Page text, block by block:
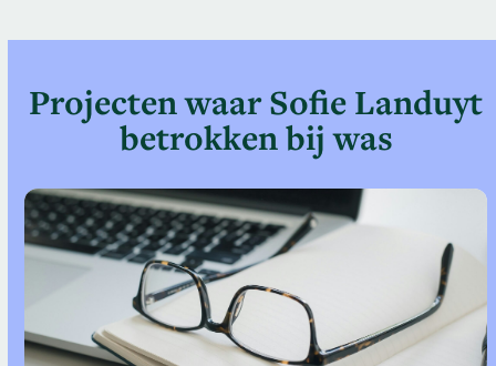
Projecten waar Sofie Landuyt
betrokken bij was
Use
the
left
keys